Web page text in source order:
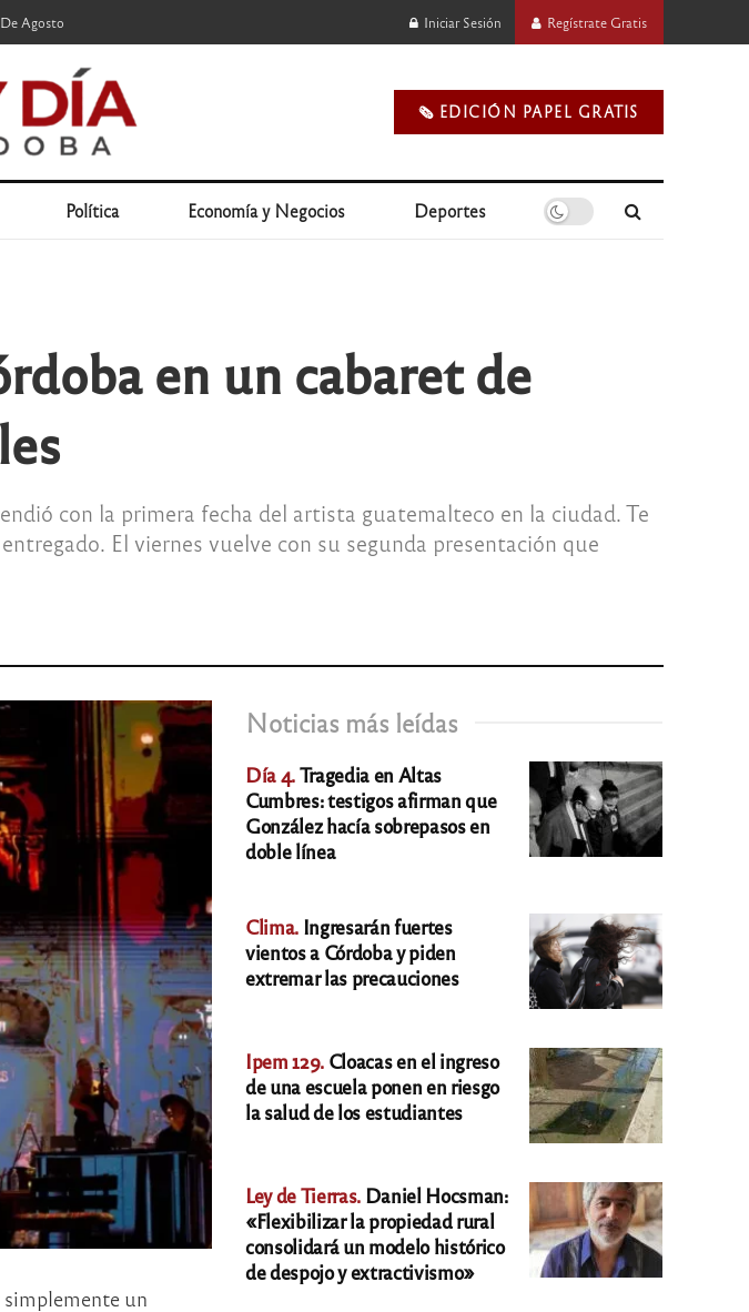
Agosto Iniciar Sesión Regístrate Gratis
🗞️ EDICIÓN PAPEL GRATIS
Política Economía y Negocios Deportes
en un cabaret de
con la primera fecha del artista guatemalteco en la ciudad. Te
El viernes vuelve con su segunda presentación que
simplemente un
Noticias más leídas
Día 4.Tragedia en Altas
Cumbres: testigos afirman que
González hacía sobrepasos en
doble línea
Clima. Ingresarán fuertes
vientos a Córdoba y piden
extremar las precauciones
Ipem 129. Cloacas en el ingreso
de una escuela ponen en riesgo
la salud de los estudiantes
Ley de Tierras. Daniel Hocsman:
«Flexibilizar la propiedad rural
consolidará un modelo histórico
de despojo y extractivismo»